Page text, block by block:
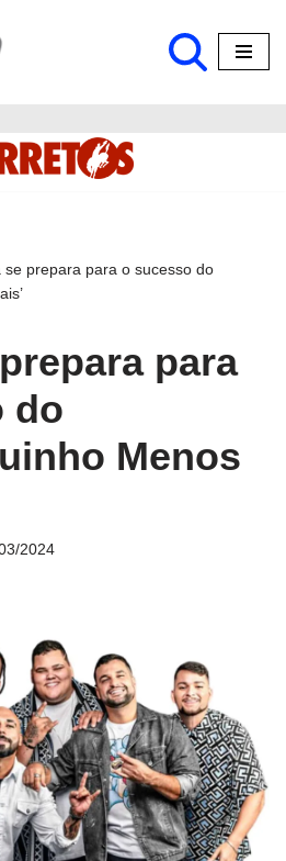
se prepara para o sucesso do
para
do
Menos
2024